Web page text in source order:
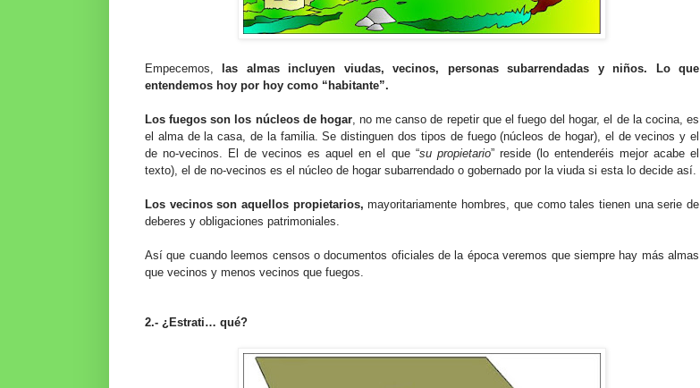
Empecemos,
las almas incluyen viudas, vecinos, personas subarrendadas y niños. Lo que
entendemos hoy por hoy como “habitante”.
Los fuegos son los núcleos de hogar, no me canso de repetir que el fuego del hogar, el de la cocina, es
el alma de la casa, de la familia. Se distinguen dos tipos de fuego (núcleos de hogar), el de vecinos y el
de no-vecinos. El de vecinos es aquel en el que “su propietario” reside (lo entenderéis mejor acabe el
texto), el de no-vecinos es el núcleo de hogar subarrendado o gobernado por la viuda si esta lo decide así.
Los vecinos son aquellos propietarios, mayoritariamente hombres, que como tales tienen una serie de
deberes y obligaciones patrimoniales.
Así que cuando leemos censos o documentos oficiales de la época veremos que siempre hay más almas
que vecinos y menos vecinos que fuegos.
2.- ¿Estrati… qué?